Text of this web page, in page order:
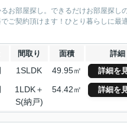
お部屋探し。できるだけお部屋探し
ご契約頂けます！ひとり暮らしに最
間取り 面積 詳細
1SLDK 49.95㎡ 詳細を
1LDK＋
S(納戸)
54.42㎡ 詳細を